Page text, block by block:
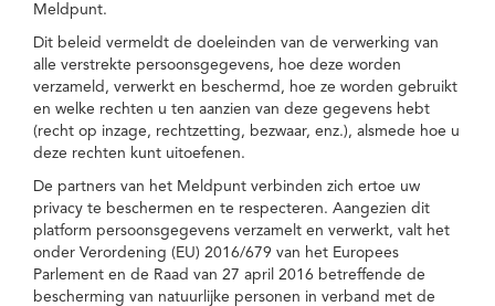
Meldpunt.
Dit beleid vermeldt de doeleinden van de verwerking van
alle verstrekte persoonsgegevens, hoe deze worden
verzameld, verwerkt en beschermd, hoe ze worden gebruikt
en welke rechten u ten aanzien van deze gegevens hebt
(recht op inzage, rechtzetting, bezwaar, enz.), alsmede hoe u
deze rechten kunt uitoefenen.
De partners van het Meldpunt verbinden zich ertoe uw
privacy te beschermen en te respecteren. Aangezien dit
platform persoonsgegevens verzamelt en verwerkt, valt het
onder Verordening (EU) 2016/679 van het Europees
Parlement en de Raad van 27 april 2016 betreffende de
bescherming van natuurlijke personen in verband met de